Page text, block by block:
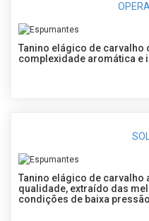
Tanino elágico de carvalho
complexidade aromática e
Tanino elágico de carvalho
qualidade, extraído das
condições de baixa